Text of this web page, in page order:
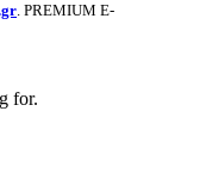
. PREMIUM E-
for.